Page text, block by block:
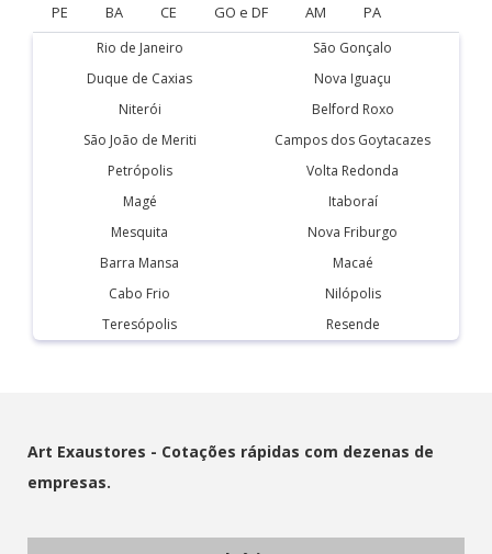
PE
BA CE GO e DF AM PA
Rio de Janeiro
São Gonçalo
Duque de Caxias
Nova Iguaçu
Niterói
Belford Roxo
São João de Meriti
Campos dos Goytacazes
Petrópolis
Volta Redonda
Magé
Itaboraí
Mesquita
Nova Friburgo
Barra Mansa
Macaé
Cabo Frio
Nilópolis
Teresópolis
Resende
Art Exaustores - Cotações rápidas com dezenas de
empresas.